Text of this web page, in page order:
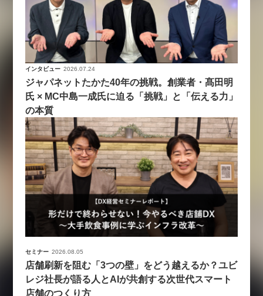
インタビュー 2026.07.24
ジャパネットたかた40年の挑戦。創業者・髙田明
氏 × MC中島一成氏に迫る「挑戦」と「伝える力」
の本質
セミナー 2026.08.05
店舗刷新を阻む「3つの壁」をどう越えるか？ユビ
レジ社長が語る人とAIが共創する次世代スマート
店舗のつくり方